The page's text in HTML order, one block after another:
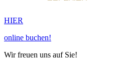
HIER
online buchen!
Wir freuen uns auf Sie!